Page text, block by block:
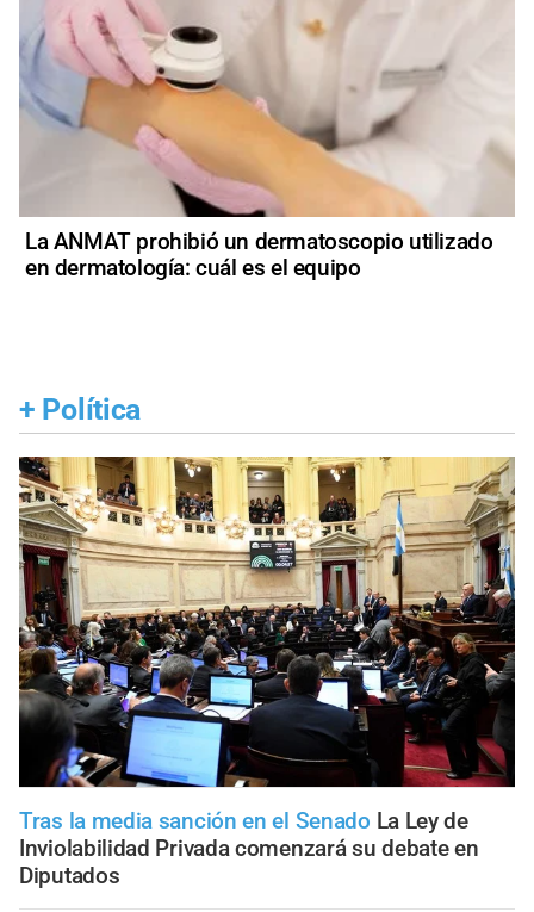
La ANMAT prohibió un dermatoscopio utilizado
en dermatología: cuál es el equipo
+ Política
Tras la media sanción en el Senado La Ley de
Inviolabilidad Privada comenzará su debate en
Diputados